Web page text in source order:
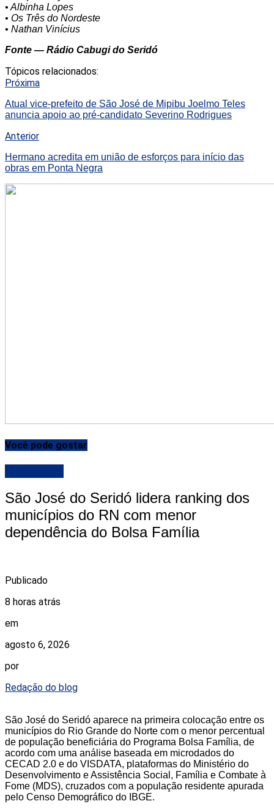
• Albinha Lopes
• Os Três do Nordeste
• Nathan Vinícius
Fonte — Rádio Cabugi do Seridó
Tópicos relacionados:
Próxima
Atual vice-prefeito de São José de Mipibu Joelmo Teles
anuncia apoio ao pré-candidato Severino Rodrigues
Anterior
Hermano acredita em união de esforços para início das
obras em Ponta Negra
Você pode gostar
São José do Seridó lidera ranking dos
municípios do RN com menor
dependência do Bolsa Família
Publicado
8 horas atrás
em
agosto 6, 2026
por
Redação do blog
São José do Seridó aparece na primeira colocação entre os
municípios do Rio Grande do Norte com o menor percentual
de população beneficiária do Programa Bolsa Família, de
acordo com uma análise baseada em microdados do
CECAD 2.0 e do VISDATA, plataformas do Ministério do
Desenvolvimento e Assistência Social, Família e Combate à
Fome (MDS), cruzados com a população residente apurada
pelo Censo Demográfico do IBGE.